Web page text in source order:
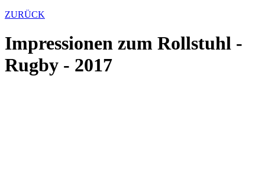
ZURÜCK
Impressionen zum Rollstuhl -
Rugby - 2017